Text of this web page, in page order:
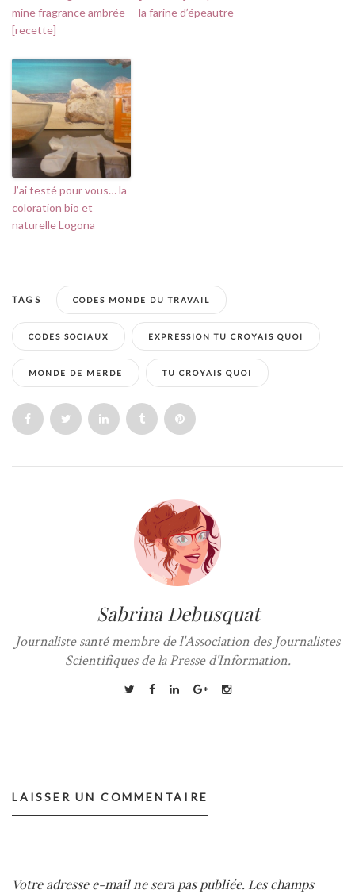
mine fragrance ambrée
[recette]
la farine d’épeautre
J’ai testé pour vous… la
coloration bio et
naturelle Logona
TAGS CODES MONDE DU TRAVAIL
CODES SOCIAUX EXPRESSION TU CROYAIS QUOI
MONDE DE MERDE TU CROYAIS QUOI
Sabrina Debusquat
Journaliste santé membre de l'Association des Journalistes
Scientifiques de la Presse d'Information.
LAISSER UN COMMENTAIRE
Votre adresse e-mail ne sera pas publiée. Les champs